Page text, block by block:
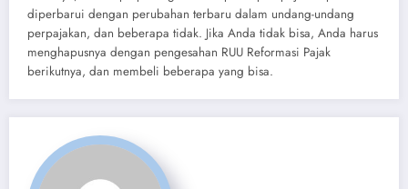
diperbarui dengan perubahan terbaru dalam undang-undang
perpajakan, dan beberapa tidak. Jika Anda tidak bisa, Anda harus
menghapusnya dengan pengesahan RUU Reformasi Pajak
berikutnya, dan membeli beberapa yang bisa.